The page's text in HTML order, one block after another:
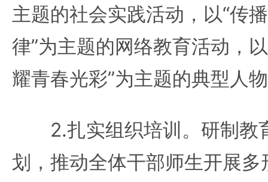
主题的社会实践活动，以“传
律”为主题的网络教育活动，
耀青春光彩”为主题的典型人
2.扎实组织培训。研制教
划，推动全体干部师生开展